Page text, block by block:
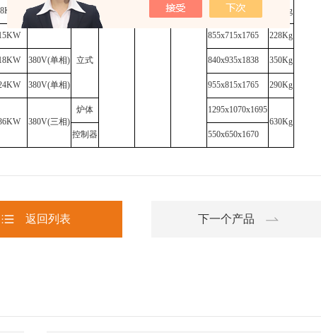
±1℃
8KW 856x825x1088 260Kg
立式
855x715x1765 228Kg
380V(单相) 840x935x1838 350Kg
380V(单相) 955x815x1765 290Kg
380V(三相)
炉体
1295x1070x1695
630Kg
控制器
550x650x1670
返回列表 下一个产品